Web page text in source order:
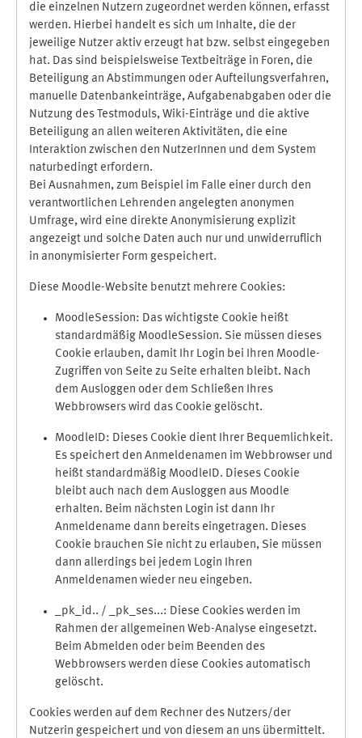
die einzelnen Nutzern zugeordnet werden können, erfasst
werden. Hierbei handelt es sich um Inhalte, die der
jeweilige Nutzer aktiv erzeugt hat bzw. selbst eingegeben
hat. Das sind beispielsweise Textbeiträge in Foren, die
Beteiligung an Abstimmungen oder Aufteilungsverfahren,
manuelle Datenbankeinträge, Aufgabenabgaben oder die
Nutzung des Testmoduls, Wiki-Einträge und die aktive
Beteiligung an allen weiteren Aktivitäten, die eine
Interaktion zwischen den NutzerInnen und dem System
naturbedingt erfordern.
Bei Ausnahmen, zum Beispiel im Falle einer durch den
verantwortlichen Lehrenden angelegten anonymen
Umfrage, wird eine direkte Anonymisierung explizit
angezeigt und solche Daten auch nur und unwiderruflich
in anonymisierter Form gespeichert.
Diese Moodle-Website benutzt mehrere Cookies:
MoodleSession: Das wichtigste Cookie heißt
standardmäßig MoodleSession. Sie müssen dieses
Cookie erlauben, damit Ihr Login bei Ihren Moodle-
Zugriffen von Seite zu Seite erhalten bleibt. Nach
dem Ausloggen oder dem Schließen Ihres
Webbrowsers wird das Cookie gelöscht.
MoodleID: Dieses Cookie dient Ihrer Bequemlichkeit.
Es speichert den Anmeldenamen im Webbrowser und
heißt standardmäßig MoodleID. Dieses Cookie
bleibt auch nach dem Ausloggen aus Moodle
erhalten. Beim nächsten Login ist dann Ihr
Anmeldename dann bereits eingetragen. Dieses
Cookie brauchen Sie nicht zu erlauben, Sie müssen
dann allerdings bei jedem Login Ihren
Anmeldenamen wieder neu eingeben.
_pk_id.. / _pk_ses...: Diese Cookies werden im
Rahmen der allgemeinen Web-Analyse eingesetzt.
Beim Abmelden oder beim Beenden des
Webbrowsers werden diese Cookies automatisch
gelöscht.
Cookies werden auf dem Rechner des Nutzers/der
Nutzerin gespeichert und von diesem an uns übermittelt.